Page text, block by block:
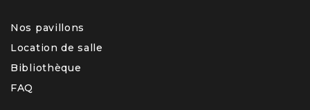
Nos pavillons
Location de salle
Bibliothèque
FAQ